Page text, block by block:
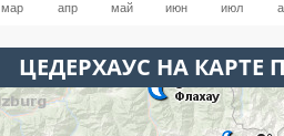
мар апр май июн июл
ЦЕДЕРХАУС НА КАРТЕ